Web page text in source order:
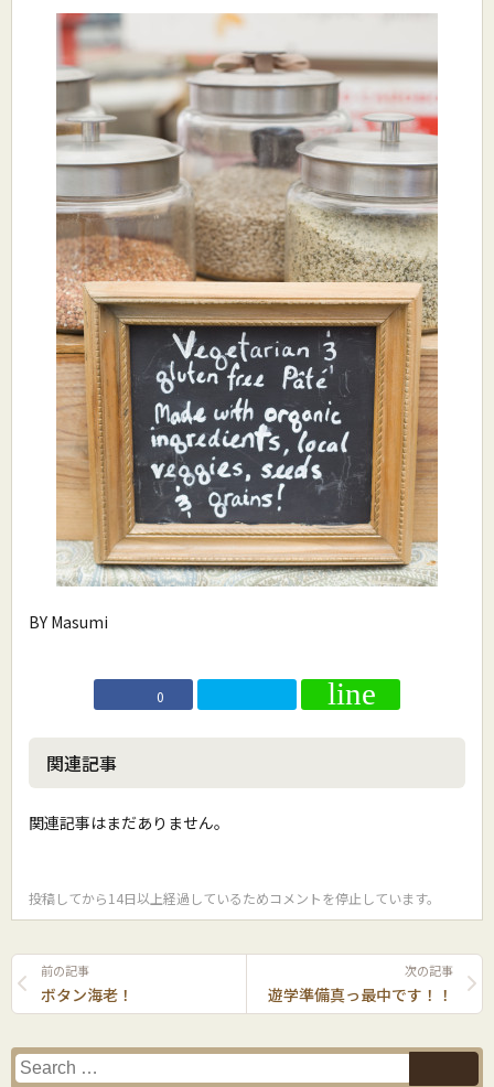
BY Masumi
0
関連記事
関連記事はまだありません。
投稿してから14日以上経過しているためコメントを停止しています。
前の記事
ボタン海老！
次の記事
遊学準備真っ最中です！！